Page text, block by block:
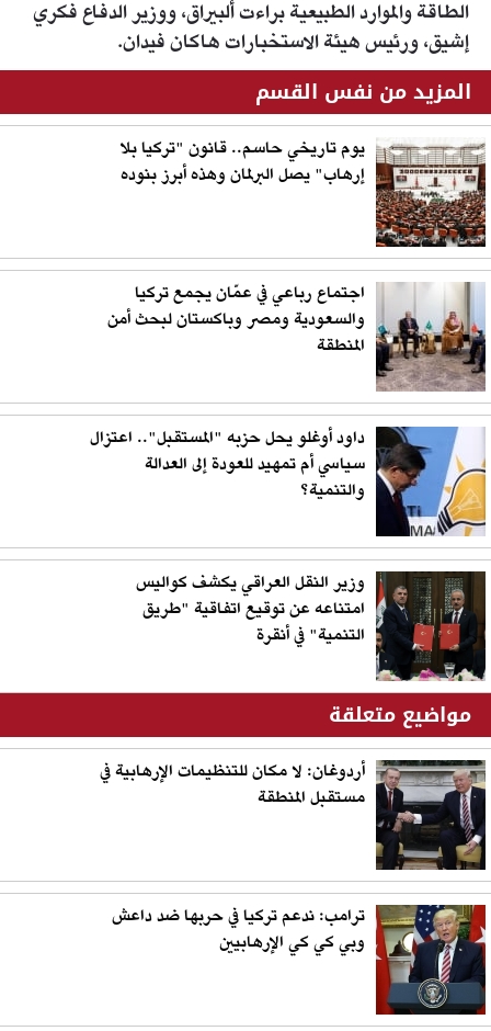
الطاقة والموارد الطبيعية براءت ألبيراق، ووزير الدفاع فكري
إشيق، ورئيس هيئة الاستخبارات هاكان فيدان.
المزيد من نفس القسم
يوم تاريخي حاسم.. قانون "تركيا بلا
إرهاب" يصل البرلمان وهذه أبرز بنوده
اجتماع رباعي في عمّان يجمع تركيا
والسعودية ومصر وباكستان لبحث أمن
المنطقة
داود أوغلو يحل حزبه "المستقبل".. اعتزال
سياسي أم تمهيد للعودة إلى العدالة
والتنمية؟
وزير النقل العراقي يكشف كواليس
امتناعه عن توقيع اتفاقية "طريق
التنمية" في أنقرة
مواضيع متعلقة
أردوغان: لا مكان للتنظيمات الإرهابية في
مستقبل المنطقة
ترامب: ندعم تركيا في حربها ضد داعش
وبي كي كي الإرهابيين